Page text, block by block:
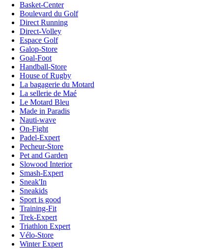
Basket-Center
Boulevard du Golf
Direct Running
Direct-Volley
Espace Golf
Galop-Store
Goal-Foot
Handball-Store
House of Rugby
La bagagerie du Motard
La sellerie de Maé
Le Motard Bleu
Made in Paradis
Nauti-wave
On-Fight
Padel-Expert
Pecheur-Store
Pet and Garden
Slowood Interior
Smash-Expert
Sneak'In
Sneakids
Sport is good
Training-Fit
Trek-Expert
Triathlon Expert
Vélo-Store
Winter Expert